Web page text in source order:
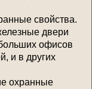
свойства.
двери
офисов
и в других
охранные